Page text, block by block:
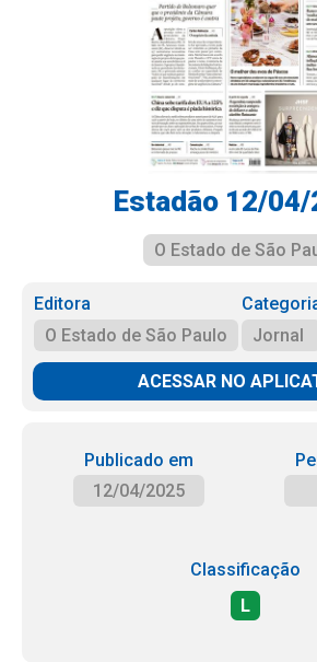
Estadão 12/
O Estado de São
Editora
O Estado de São Paulo
Jornal
ACESSAR NO
Publicado em
12/04/2025
Classificação
L